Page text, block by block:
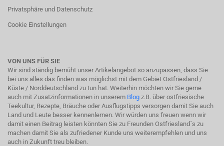
Privatsphäre und Datenschutz
Cookie Einstellungen
VON UNS FÜR SIE
Wir sind ständig bemüht unser Artikelangebot so anzupassen, dass Sie
bei uns alles das finden was möglichst mit dem Gebiet Ostfriesland /
Küste / Norddeutschland zu tun hat. Weiterhin möchten wir Sie gerne
auch mit Zusatzinformationen in unserem Blog z.B. über ostfriesische
Teekultur, Rezepte, Bräuche oder Ausflugstipps versorgen damit Sie auch
Land und Leute besser kennenlernen. Wir würden uns freuen wenn wir
damit einen Beitrag leisten könnten Sie zu Freunden Ostfriesland´s zu
machen damit Sie als zufriedener Kunde uns weiterempfehlen und uns
auch in Zukunft treu bleiben.